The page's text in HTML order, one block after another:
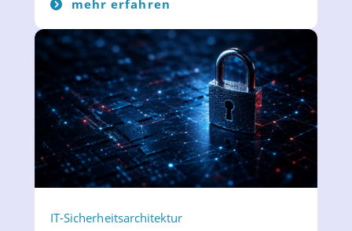
mehr erfahren
IT-Sicherheitsarchitektur